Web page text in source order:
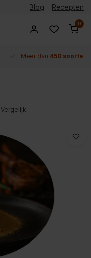
Blog Recepten
0
Meer dan 450 soorten
Vergelijk